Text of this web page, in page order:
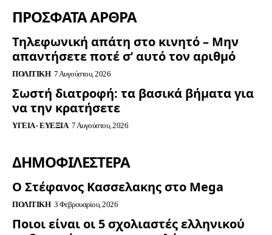
ΠΡΟΣΦΑΤΑ ΑΡΘΡΑ
Τηλεφωνική απάτη στο κινητό – Μην
απαντήσετε ποτέ σ’ αυτό τον αριθμό
ΠΟΛΙΤΙΚΉ 7 Αυγούστου, 2026
Σωστή διατροφή: τα βασικά βήματα για
να την κρατήσετε
ΥΓΕΊΑ - ΕΥΕΞΊΑ 7 Αυγούστου, 2026
ΔΗΜΟΦΙΛΈΣΤΕΡΑ
Ο Στέφανος Κασσελακης στο Mega
ΠΟΛΙΤΙΚΉ 3 Φεβρουαρίου, 2026
Ποιοι είναι οι 5 σχολιαστές ελληνικού